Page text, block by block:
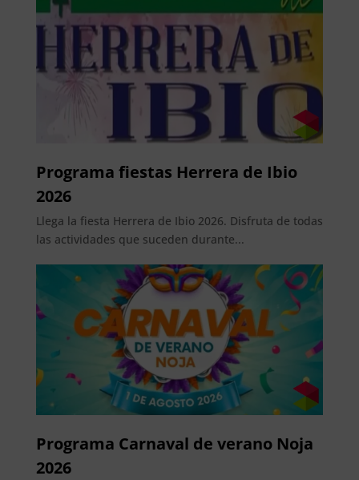
Programa fiestas Herrera de Ibio
2026
Llega la fiesta Herrera de Ibio 2026. Disfruta de todas
las actividades que suceden durante...
Programa Carnaval de verano Noja
2026